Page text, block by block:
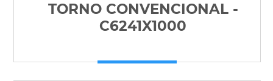
TORNO CONVENCIONAL -
C6241X1000